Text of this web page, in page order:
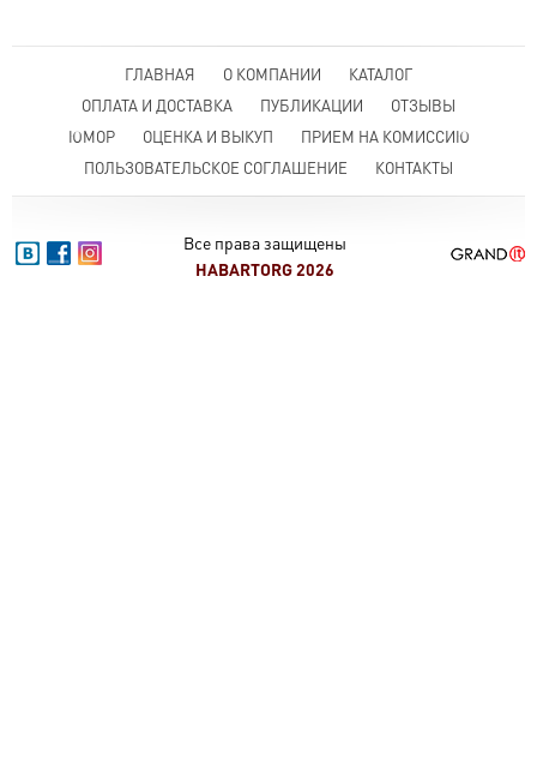
ГЛАВНАЯ О КОМПАНИИ
КАТАЛОГ
ОПЛАТА И ДОСТАВКА
ПУБЛИКАЦИИ
ОТЗЫВЫ
ЮМОР
ОЦЕНКА И ВЫКУП
ПРИЕМ НА КОМИССИЮ
ПОЛЬЗОВАТЕЛЬСКОЕ СОГЛАШЕНИЕ
КОНТАКТЫ
Все права защищены
HABARTORG 2026